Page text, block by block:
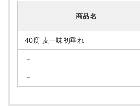
商品名
40度 麦一味初垂れ
－
－